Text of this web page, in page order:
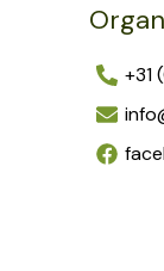
+31